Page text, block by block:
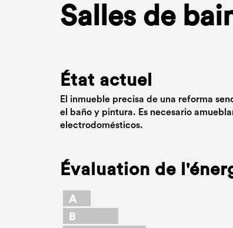
Salles de
État actuel
El inmueble precisa de una reforma
el baño y pintura. Es necesario
electrodomésticos.
Évaluation de
A
B